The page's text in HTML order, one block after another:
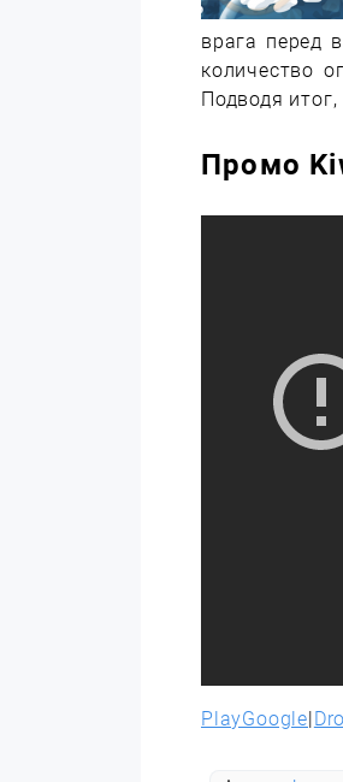
врага перед
количество
Подводя
Промо
PlayGoogle|